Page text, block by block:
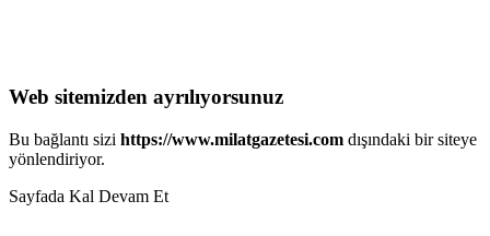
Web sitemizden ayrılıyorsunuz
Bu bağlantı sizi https://www.milatgazetesi.com dışındaki bir siteye
yönlendiriyor.
Sayfada Kal Devam Et